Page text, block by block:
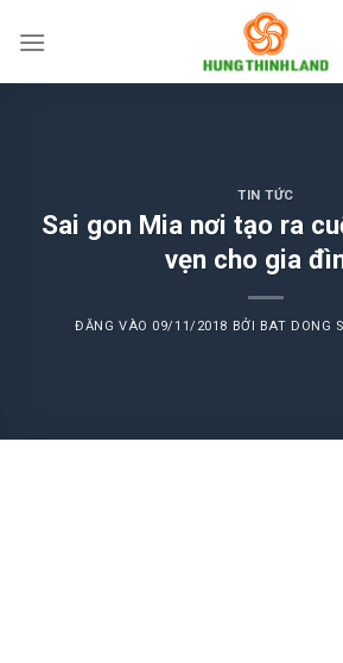
qua
TIN TỨC
Sai gon Mia nơi tạo ra
vẹn cho gia
ĐĂNG VÀO 09/11/2018 BỞI BAT DONG